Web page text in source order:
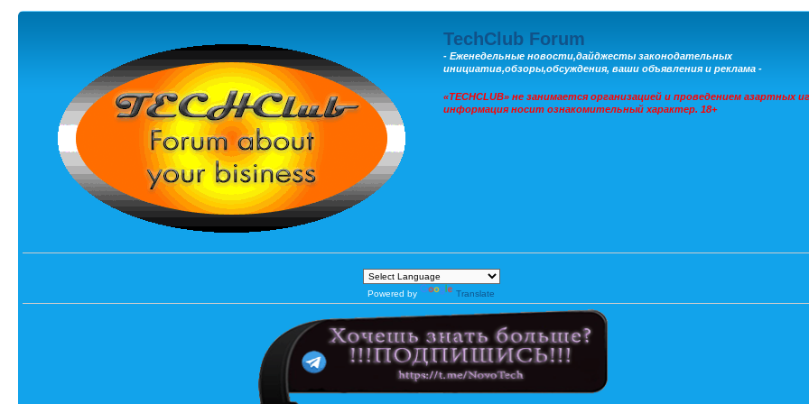
TechClub Forum
- Еженедельные новости,дайджесты законодательных
инициатив,обзоры,обсуждения, ваши объявления и реклама -
«TECHCLUB» не занимается организацией и проведением азартных
информация носит ознакомительный характер. 18+
Powered by Translate